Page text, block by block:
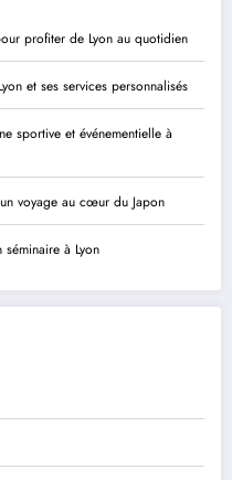
profiter de Lyon au quotidien
et ses services personnalisés
sportive et événementielle à
voyage au cœur du Japon
à Lyon